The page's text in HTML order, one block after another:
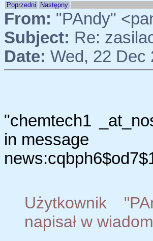
Poprzedni Następny
From: "PAndy"
Subject: Re:
Date: Wed, 22 Dec
"chemtech1
in message
Użytkownik
napisał w